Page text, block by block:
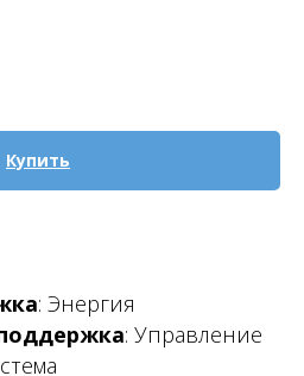
Купить
: Энергия
: Управление